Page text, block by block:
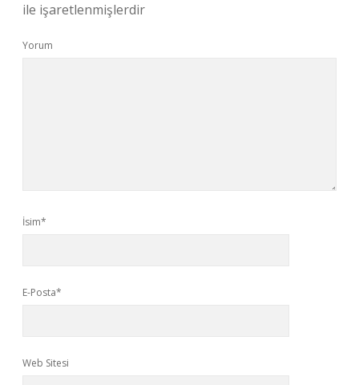
ile işaretlenmişlerdir
Yorum
İsim*
E-Posta*
Web Sitesi